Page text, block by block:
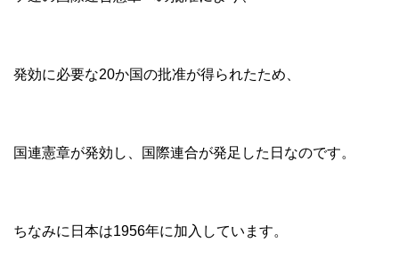
発効に必要な20か国の批准が得られたため、
国連憲章が発効し、国際連合が発足した日なのです。
ちなみに日本は1956年に加入しています。